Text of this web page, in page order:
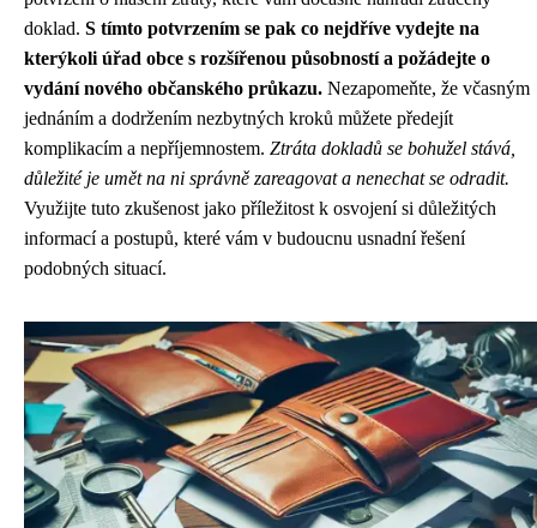
doklad. S tímto potvrzením se pak co nejdříve vydejte na
kterýkoli úřad obce s rozšířenou působností a požádejte o
vydání nového občanského průkazu. Nezapomeňte, že včasným
jednáním a dodržením nezbytných kroků můžete předejít
komplikacím a nepříjemnostem. Ztráta dokladů se bohužel stává,
důležité je umět na ni správně zareagovat a nenechat se odradit.
Využijte tuto zkušenost jako příležitost k osvojení si důležitých
informací a postupů, které vám v budoucnu usnadní řešení
podobných situací.